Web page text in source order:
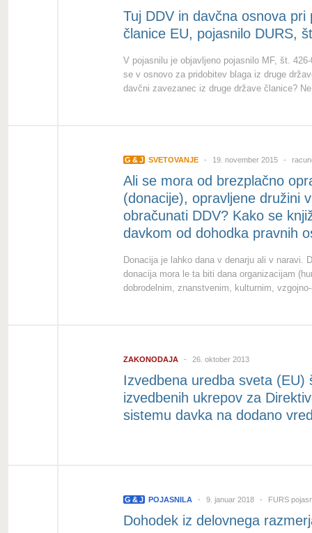
Tuj DDV in davčna osnova
članice EU, pojasnilo DURS,
V pojasnilu je objavljeno pojasnilo MF, št.
se v osnovo za pridobitev blaga iz druge
davčni zavezanec iz druge države članice?
G &J SVETOVANJE 19. november 2015
Ali se mora od brezplačno
(donacije), opravljene družini
obračunati DDV? Kako se
davkom od dohodka pravnih
Donacija je lahko dana v denarju ali v naravi.
donacija mora le ta biti dana organizacijam
dobrodelnim, znanstvenim, kulturnim,
ZAKONODAJA 26. oktober 2013
Izvedbena uredba sveta (EU)
izvedbenih ukrepov za
sistemu davka na dodano
G &J POJASNILA 9. januar 2018 FURS
Dohodek iz delovnega